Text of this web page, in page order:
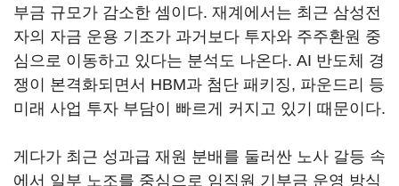
부금 규모가 감소한 셈이다. 재계에서는 최근 삼성전
자의 자금 운용 기조가 과거보다 투자와 주주환원 중
심으로 이동하고 있다는 분석도 나온다. AI 반도체 경
쟁이 본격화되면서 HBM과 첨단 패키징, 파운드리 등
미래 사업 투자 부담이 빠르게 커지고 있기 때문이다.
게다가 최근 성과급 재원 분배를 둘러싼 노사 갈등 속
에서 일부 노조를 중심으로 임직원 기부금 운영 방식